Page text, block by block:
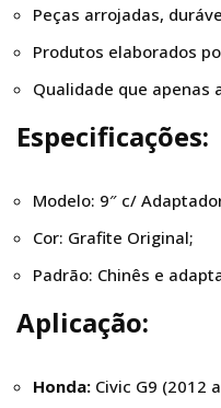
Peças arrojadas,
Produtos elaborados
Qualidade que apenas
Especificações:
Modelo: 9″ c/
Cor: Grafite Original;
Padrão: Chinês e
Aplicação:
Honda: Civic G9 (2012